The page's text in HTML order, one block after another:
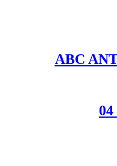
ABC
04